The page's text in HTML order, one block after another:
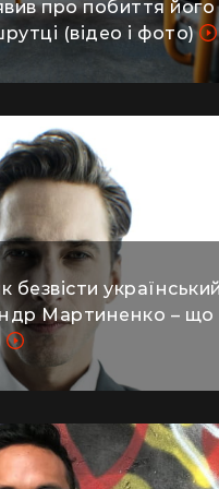
про побиття його
(відео і фото)
безвісти
Мартиненко – що